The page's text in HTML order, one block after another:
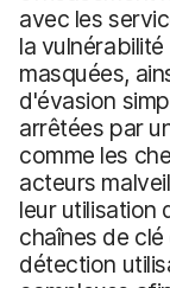
avec les
la
masquées,
d'évasion
arrêtées par
comme les
acteurs
leur utilisation
chaînes de
détection